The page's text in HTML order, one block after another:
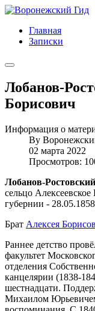
Главная
Записки
Лобанов-
Борисович
Информация о
By
02 марта 2022
Просмотров:
Лобанов-
сельцо
губернии -
Брат Алексея
Раннее детство
факультет
отделения
канцелярии (1838-
шестнадцати.
Михаилом